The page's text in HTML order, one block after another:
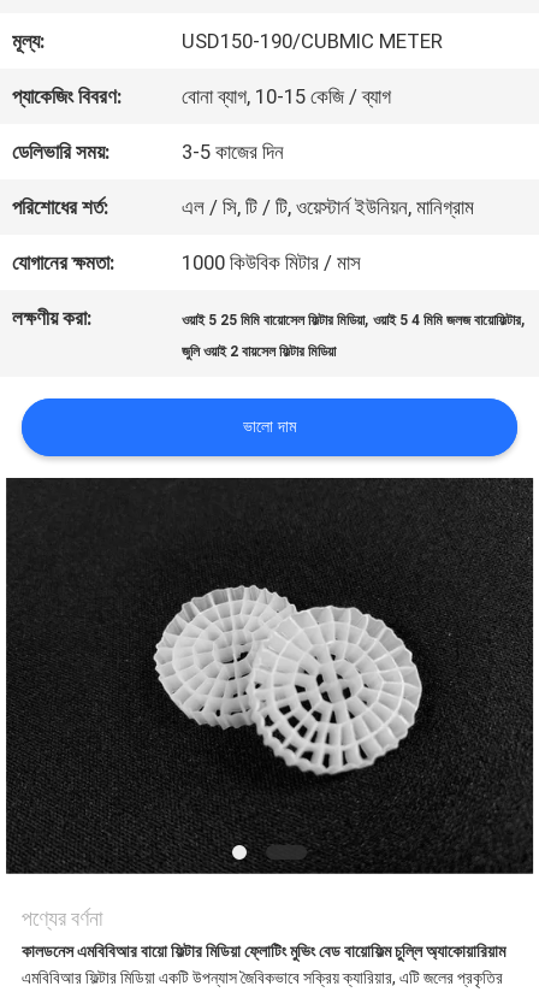
গুণমান
নিয়ন্ত্রণ
আমাদের
সাথে
যোগাযোগ
একটি
উদ্ধৃতি
সাইট
ম্যাপ
গোপনীয়তা
নীতি
মূল্য: USD150-190/CUBMIC METER
প্যাকেজিং বিবরণ: বোনা ব্যাগ, 10-15 কেজি / ব্যাগ
ডেলিভারি সময়: 3-5 কাজের দিন
পরিশোধের শর্ত: এল / সি, টি / টি, ওয়েস্টার্ন ইউনিয়ন, মানিগ্রাম
যোগানের ক্ষমতা: 1000 কিউবিক মিটার / মাস
লক্ষণীয় করা: ওয়াই 5 25 মিমি বায়োসেল ফিল্টার মিডিয়া,ওয়াই 5 4 মিমি জলজ বায়োফিল্টার,
জুলি ওয়াই 2 বায়সেল ফিল্টার মিডিয়া
ভালো দাম
পণ্যের বর্ণনা
কালডনেস এমবিবিআর বায়ো ফিল্টার মিডিয়া ফ্লোটিং মুভিং বেড বায়োফিল্ম চুল্লি অ্যাকোয়ারিয়াম
এমবিবিআর ফিল্টার মিডিয়া একটি উপন্যাস জৈবিকভাবে সক্রিয় ক্যারিয়ার, এটি জলের প্রকৃতির